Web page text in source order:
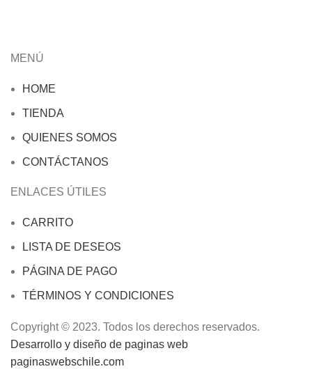
MENÚ
HOME
TIENDA
QUIENES SOMOS
CONTÁCTANOS
ENLACES ÚTILES
CARRITO
LISTA DE DESEOS
PÁGINA DE PAGO
TÉRMINOS Y CONDICIONES
Copyright © 2023. Todos los derechos reservados.
Desarrollo y diseño de paginas web
paginaswebschile.com